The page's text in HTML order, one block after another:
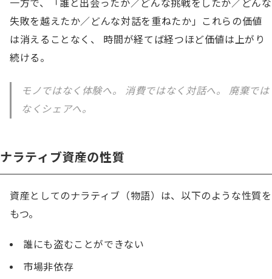
一方で、「誰と出会ったか／どんな挑戦をしたか／どんな
失敗を越えたか／どんな対話を重ねたか」これらの価値
は消えることなく、 時間が経てば経つほど価値は上がり
続ける。
モノではなく体験へ。 消費ではなく対話へ。 廃棄では
なくシェアへ。
ナラティブ資産の性質
資産としてのナラティブ（物語）は、以下のような性質を
もつ。
誰にも盗むことができない
市場非依存